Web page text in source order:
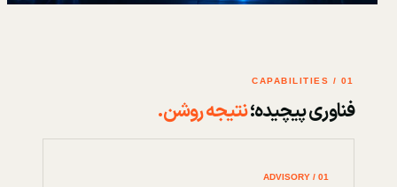
01 / CAPABILITIES
فناوری پیچیده؛نتیجه روشن.
01 / ADVISORY